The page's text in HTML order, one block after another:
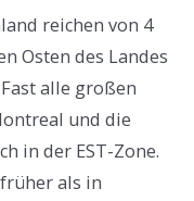
reichen von 4
Osten des Landes
alle großen
und die
in der EST-Zone.
als in